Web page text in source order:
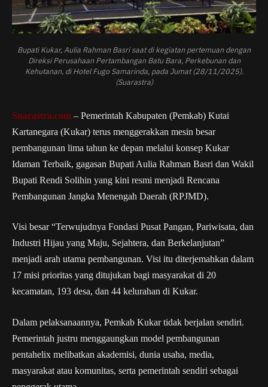
Bupati Kukar, Aulia Rahman Basri saat di kegiatan pertemuan dengan
Direksi Perusahaan Pertambangan Batu Bara, Perkebunan dan
Kehutanan, di Hotel Fugo Samarinda, pada Jumat (28/11/2025).
(Suarastra)
Suarastra.com – Pemerintah Kabupaten (Pemkab) Kutai
Kartanegara (Kukar) terus menggerakkan mesin besar
pembangunan lima tahun ke depan melalui konsep Kukar
Idaman Terbaik, gagasan Bupati Aulia Rahman Basri dan Wakil
Bupati Rendi Solihin yang kini resmi menjadi Rencana
Pembangunan Jangka Menengah Daerah (RPJMD).
Visi besar “Terwujudnya Fondasi Pusat Pangan, Pariwisata, dan
Industri Hijau yang Maju, Sejahtera, dan Berkelanjutan”
menjadi arah utama pembangunan. Visi itu diterjemahkan dalam
17 misi prioritas yang ditujukan bagi masyarakat di 20
kecamatan, 193 desa, dan 44 kelurahan di Kukar.
Dalam pelaksanaannya, Pemkab Kukar tidak berjalan sendiri.
Pemerintah justru menggaungkan model pembangunan
pentahelix melibatkan akademisi, dunia usaha, media,
masyarakat atau komunitas, serta pemerintah sendiri sebagai